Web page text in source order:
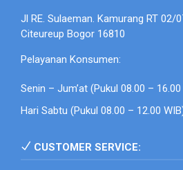
Jl RE. Sulaeman. Kamurang RT 02/
Citeureup Bogor 16810
Pelayanan Konsumen:
Senin – Jum’at (Pukul 08.00 – 16.00
Hari Sabtu (Pukul 08.00 – 12.00
CUSTOMER SERVICE: